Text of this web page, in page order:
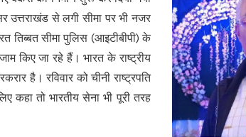
उत्तराखंड से लगी सीमा पर भी नजर
तिब्बत सीमा पुलिस (आइटीबीपी) के
किए जा रहे हैं। भारत के राष्ट्रीय
है। रविवार को चीनी राष्ट्रपति
कहा तो भारतीय सेना भी पूरी तरह